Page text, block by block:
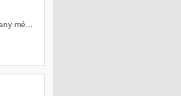
mé...